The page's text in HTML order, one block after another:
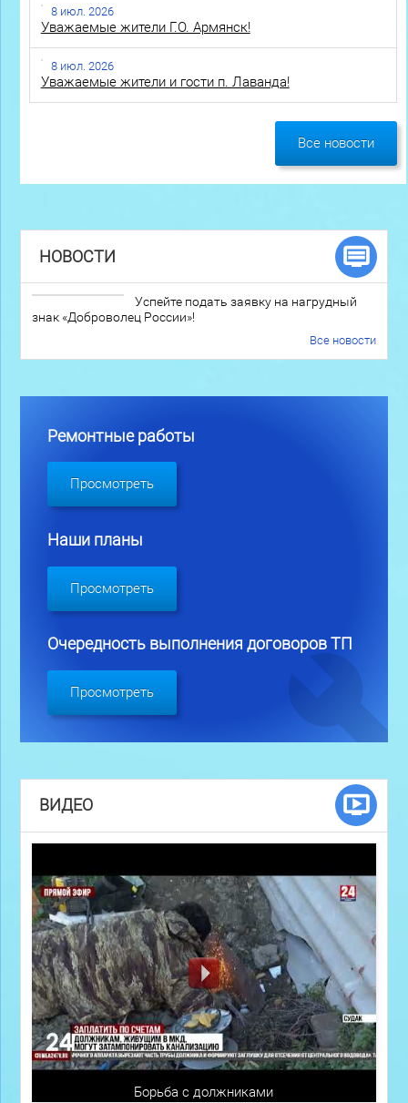
8 июл. 2026
Уважаемые жители Г.О. Армянск!
8 июл. 2026
Уважаемые жители и гости п. Лаванда!
Все новости
НОВОСТИ
Успейте подать заявку на нагрудный
знак «Доброволец России»!
Все новости
Ремонтные работы
Просмотреть
Наши планы
Просмотреть
Очередность выполнения договоров ТП
Просмотреть
ВИДЕО
Борьба с должниками